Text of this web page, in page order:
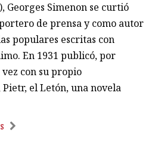
Georges Simenon se curtió
de prensa y como autor
populares escritas con
En 1931 publicó, por
con su propio
el Letón, una novela